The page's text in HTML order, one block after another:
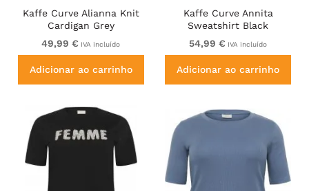
Kaffe Curve Alianna Knit
Cardigan Grey
49,99 € IVA incluído
Adicionar ao carrinho
Kaffe Curve Annita
Sweatshirt Black
54,99 € IVA incluído
Adicionar ao carrinho